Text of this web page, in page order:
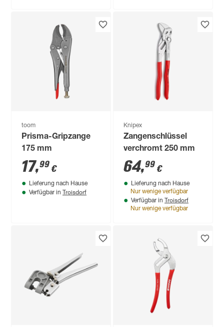
toom
Prisma-Gripzange
175 mm
17,99 €
Lieferung nach Hause
Verfügbar in Troisdorf
Knipex
Zangenschlüssel
verchromt 250 mm
64,99 €
Lieferung nach Hause
Nur wenige verfügbar
Verfügbar in Troisdorf
Nur wenige verfügbar